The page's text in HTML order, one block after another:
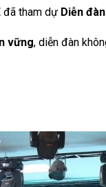
đã tham dự Diễn
vững, diễn đàn